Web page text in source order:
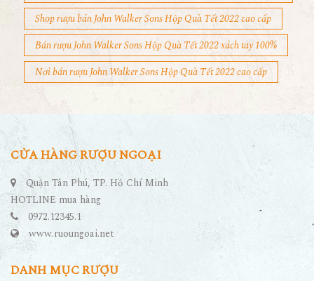
Shop rượu bán John Walker Sons Hộp Quà Tết 2022 cao cấp
Bán rượu John Walker Sons Hộp Quà Tết 2022 xách tay 100%
Nơi bán rượu John Walker Sons Hộp Quà Tết 2022 cao cấp
CỬA HÀNG RƯỢU NGOẠI
Quận Tân Phú, TP. Hồ Chí Minh
HOTLINE mua hàng
0972.12345.1
www.ruoungoai.net
DANH MỤC RƯỢU